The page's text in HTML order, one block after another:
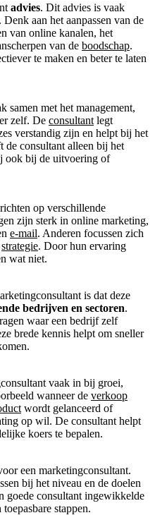
advies. Dit advies is vaak
aan het aanpassen van de
van online kanalen, het
van de boodschap.
te maken en beter te laten
samen met het management,
zelf. De consultant legt
verstandig zijn en helpt bij het
de consultant alleen bij het
ook bij de uitvoering of
op verschillende
zijn sterk in online marketing,
e-mail. Anderen focussen zich
strategie. Door hun ervaring
wat niet.
is dat deze
bedrijven en sectoren.
waar een bedrijf zelf
brede kennis helpt om sneller
vaak in bij groei,
wanneer de verkoop
wordt gelanceerd of
op wil. De consultant helpt
koers te bepalen.
een marketingconsultant.
bij het niveau en de doelen
goede consultant ingewikkelde
stappen.